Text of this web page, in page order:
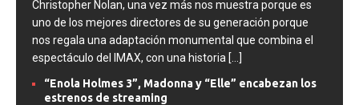
Christopher Nolan, una vez más nos muestra porque es
uno de los mejores directores de su generación porque
nos regala una adaptación monumental que combina el
espectáculo del IMAX, con una historia [...]
“Enola Holmes 3”, Madonna y “Elle” encabezan los
estrenos de streaming